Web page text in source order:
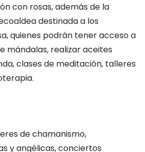
con rosas, además de la
destinada a los
quienes podrán tener acceso a
mándalas, realizar aceites
clases de meditación, talleres
de chamanismo,
y angélicas, conciertos